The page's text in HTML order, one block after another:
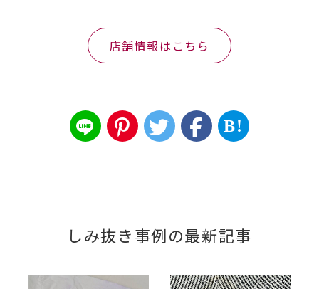
店舗情報はこちら
B!
しみ抜き事例の最新記事